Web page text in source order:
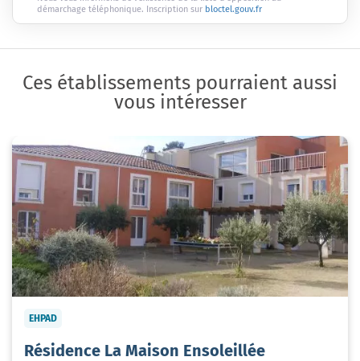
démarchage téléphonique. Inscription sur bloctel.gouv.fr
Ces établissements pourraient aussi
vous intéresser
EHPAD
Résidence La Maison Ensoleillée